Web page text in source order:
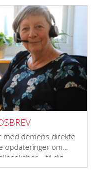
med demens direkte
opdateringer om
– til dig,